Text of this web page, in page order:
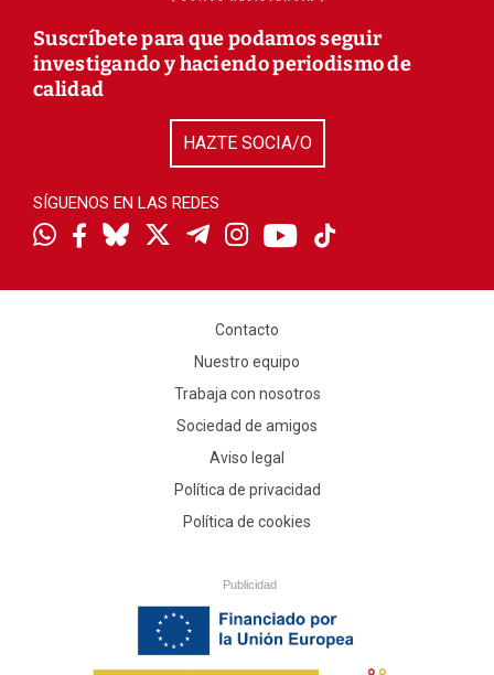
Suscríbete para que podamos seguir
investigando y haciendo periodismo de
calidad
HAZTE SOCIA/O
SÍGUENOS EN LAS REDES
Contacto
Nuestro equipo
Trabaja con nosotros
Sociedad de amigos
Aviso legal
Política de privacidad
Política de cookies
Publicidad